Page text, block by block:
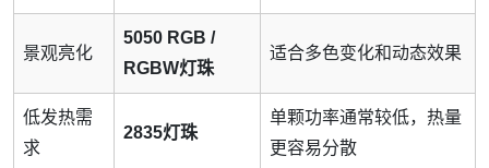
景观亮化
5050 RGB /
RGBW灯珠
适合多色变化和动态效果
低发热需
求
2835灯珠
单颗功率通常较低，热量
更容易分散